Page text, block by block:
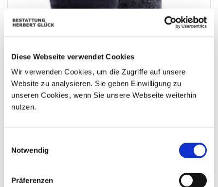
Diese Webseite verwendet Cookies
Wir verwenden Cookies, um die Zugriffe auf unsere
Website zu analysieren. Sie geben Einwilligung zu
unseren Cookies, wenn Sie unsere Webseite weiterhin
nutzen.
Notwendig
Präferenzen